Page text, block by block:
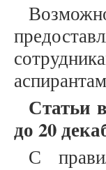
Статьи
до 20
С